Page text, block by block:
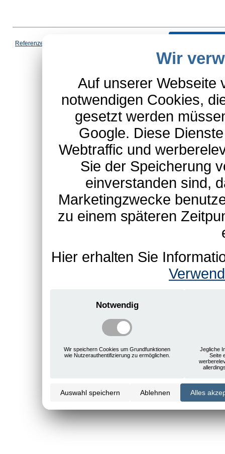
Referenzen
*Schulte-Hauptkatalog,
Wir
Auf unserer Webseite
notwendigen Cookies,
gesetzt werden
Google. Diese
Webtraffic und
Sie der Speicherung
einverstanden sind,
Marketingzwecke
zu einem späteren
Hier erhalten Sie
Notwendig
Wir speichern Cookies um Grundfunktionen
wie Nutzerauthentifizierung zu ermöglichen.
Jegliche
Seite
Auswahl speichern Ablehnen Alles